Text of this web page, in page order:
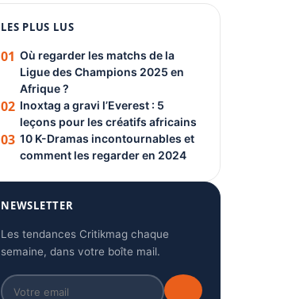
PUBLICITÉ
LES PLUS LUS
01 Où regarder les matchs de la
Ligue des Champions 2025 en
Afrique ?
02 Inoxtag a gravi l’Everest : 5
leçons pour les créatifs africains
03 10 K-Dramas incontournables et
comment les regarder en 2024
NEWSLETTER
Les tendances Critikmag chaque
semaine, dans votre boîte mail.